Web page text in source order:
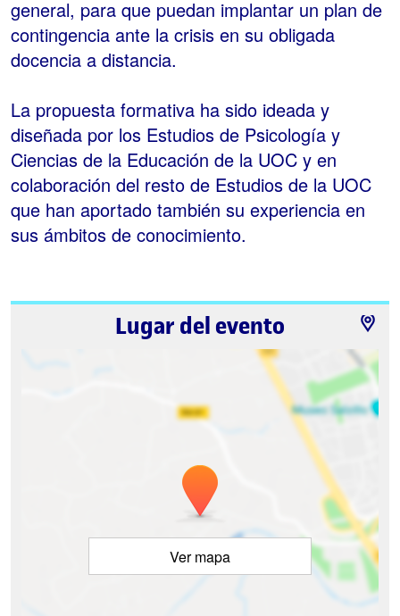
general, para que puedan implantar un plan de
contingencia ante la crisis en su obligada
docencia a distancia.
La propuesta formativa ha sido ideada y
diseñada por los Estudios de Psicología y
Ciencias de la Educación de la UOC y en
colaboración del resto de Estudios de la UOC
que han aportado también su experiencia en
sus ámbitos de conocimiento.
Lugar del evento
Ver mapa